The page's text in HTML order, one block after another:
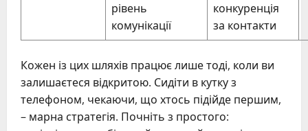
рівень
комунікації
конкуренція
за контакти
Кожен із цих шляхів працює лише тоді, коли ви
залишаєтеся відкритою. Сидіти в кутку з
телефоном, чекаючи, що хтось підійде першим,
– марна стратегія. Почніть з простого: